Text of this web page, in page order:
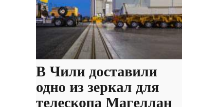
В Чили доставили
одно из зеркал для
телескопа Магеллан